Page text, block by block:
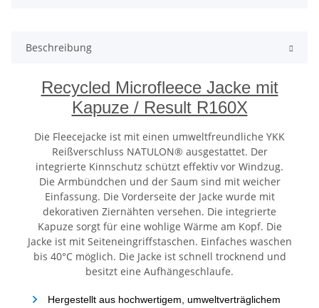
Beschreibung
Recycled Microfleece Jacke mit
Kapuze / Result R160X
Die Fleecejacke ist mit einen umweltfreundliche YKK
Reißverschluss NATULON® ausgestattet. Der
integrierte Kinnschutz schützt effektiv vor Windzug.
Die Armbündchen und der Saum sind mit weicher
Einfassung. Die Vorderseite der Jacke wurde mit
dekorativen Ziernähten versehen. Die integrierte
Kapuze sorgt für eine wohlige Wärme am Kopf. Die
Jacke ist mit Seiteneingriffstaschen. Einfaches waschen
bis 40°C möglich. Die Jacke ist schnell trocknend und
besitzt eine Aufhängeschlaufe.
Hergestellt aus hochwertigem, umweltverträglichem